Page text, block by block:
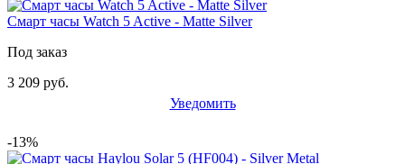
Смарт часы Watch 5 Active - Matte Silver
Под заказ
3 209 руб.
Уведомить
-13%